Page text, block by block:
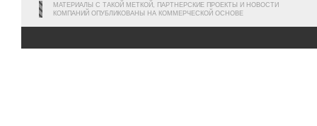
МАТЕРИАЛЫ С ТАКОЙ МЕТКОЙ, ПАРТНЕРСКИЕ ПРОЕКТЫ И НОВОСТИ
КОМПАНИЙ ОПУБЛИКОВАНЫ НА КОММЕРЧЕСКОЙ ОСНОВЕ